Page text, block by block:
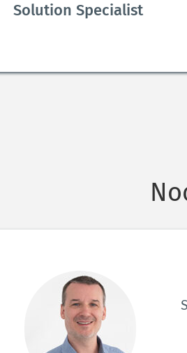
Solution Specialist